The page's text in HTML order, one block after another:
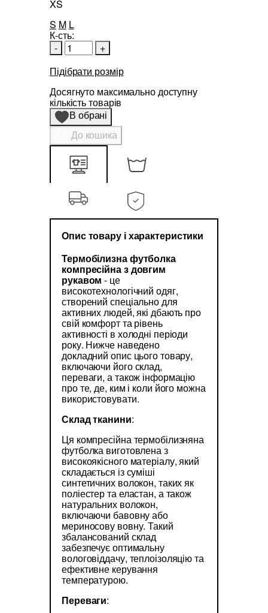
XS
S M L
К-сть:
-
+
Підібрати розмір
Досягнуто максимально доступну
кількість товарів
В обрані
До кошика
Опис товару і характеристики
Термобілизна футболка
компресійна з довгим
рукавом - це
високотехнологічний одяг,
створений спеціально для
активних людей, які дбають про
свій комфорт та рівень
активності в холодні періоди
року. Нижче наведено
докладний опис цього товару,
включаючи його склад,
переваги, а також інформацію
про те, де, ким і коли його можна
використовувати.
Склад тканини:
Ця компресійна термобілизняна
футболка виготовлена з
високоякісного матеріалу, який
складається із суміші
синтетичних волокон, таких як
поліестер та еластан, а також
натуральних волокон,
включаючи бавовну або
мериносову вовну. Такий
збалансований склад
забезпечує оптимальну
вологовіддачу, теплоізоляцію та
ефективне керування
температурою.
Переваги: